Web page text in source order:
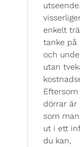
enkelt
tanke på
och
utan
dörrar är
som
ut i ett
du kan,